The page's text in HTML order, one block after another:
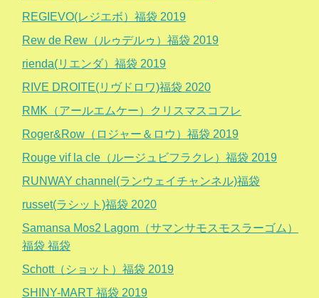
REGIEVO(レジエボ）福袋 2019
Rew de Rew（ルゥデルゥ）福袋 2019
rienda(リエンダ）福袋 2019
RIVE DROITE(リヴドロワ)福袋 2020
RMK（アールエムケー）クリスマスコフレ
Roger&Row（ロジャー＆ロウ）福袋 2019
Rouge vif la cle（ルージュビフラクレ）福袋 2019
RUNWAY channel(ランウェイチャンネル)福袋
russet(ラシット)福袋 2020
Samansa Mos2 Lagom（サマンサモスモスラーゴム）
福袋 福袋
Schott（ショット）福袋 2019
SHINY-MART 福袋 2019